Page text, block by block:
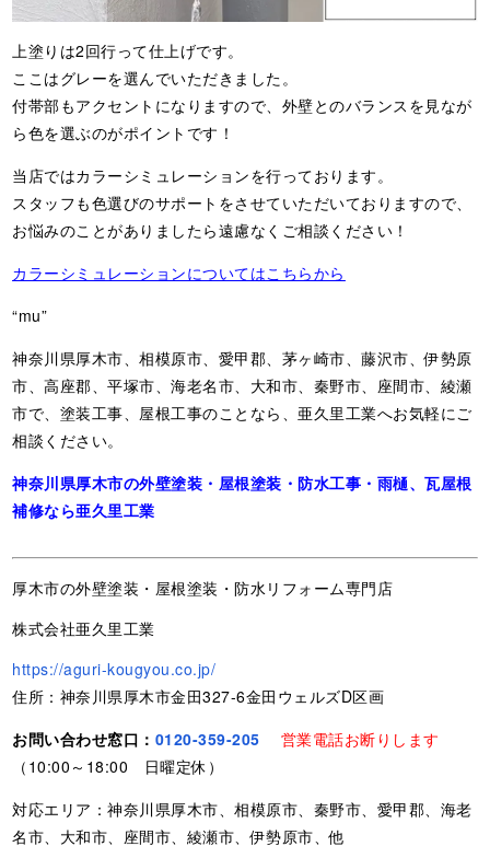
上塗りは2回行って仕上げです。
ここはグレーを選んでいただきました。
付帯部もアクセントになりますので、外壁とのバランスを見なが
ら色を選ぶのがポイントです！
当店ではカラーシミュレーションを行っております。
スタッフも色選びのサポートをさせていただいておりますので、
お悩みのことがありましたら遠慮なくご相談ください！
カラーシミュレーションについてはこちらから
“mu”
神奈川県厚木市、相模原市、愛甲郡、茅ヶ崎市、藤沢市、伊勢原
市、高座郡、平塚市、海老名市、大和市、秦野市、座間市、綾瀬
市で、塗装工事、屋根工事のことなら、亜久里工業へお気軽にご
相談ください。
神奈川県厚木市の外壁塗装・屋根塗装・防水工事・雨樋、瓦屋根
補修なら亜久里工業
厚木市の外壁塗装・屋根塗装・防水リフォーム専門店
株式会社亜久里工業
https://aguri-kougyou.co.jp/
住所：神奈川県厚木市金田327-6金田ウェルズD区画
お問い合わせ窓口： 0120-359-205
営業電話お断りします
（10:00～18:00 日曜定休）
対応エリア：神奈川県厚木市、相模原市、秦野市、愛甲郡、海老
名市、大和市、座間市、綾瀬市、伊勢原市、他